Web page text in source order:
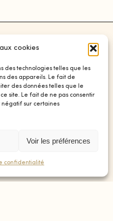
cookies
des technologies telles que les
des appareils. Le fait de
des données telles que le
site. Le fait de ne pas consentir
sur certaines
Voir les préférences
confidentialité